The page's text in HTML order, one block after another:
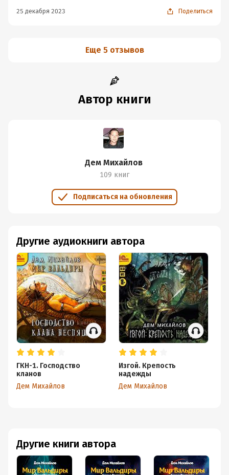
25 декабря 2023 Поделиться
Еще 5 отзывов
Автор книги
Дем Михайлов
109 книг
Подписаться на обновления
Другие книги автора
Другие аудиокниги автора
ГКН-1. Господство
кланов
Дем Михайлов
Изгой. Крепость
надежды
Дем Михайлов